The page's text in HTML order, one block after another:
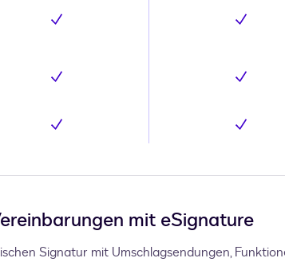
Inklusive Inklusive
Inklusive Inklusive
Inklusive Inklusive
mit eSignature
Signatur mit Umschlagsendungen,